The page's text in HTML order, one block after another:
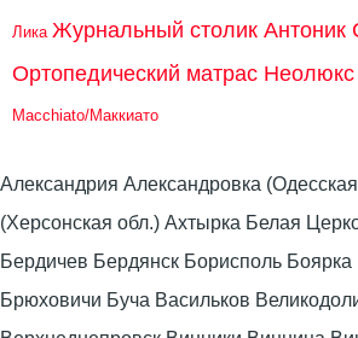
Лика Журнальный столик Антоник
Ортопедический матрас
Macchiato/Маккиато
Александрия Александровка
(Херсонская обл.) Ахтырка Белая
Бердичев Бердянск Борисполь
Брюховичи Буча Васильков